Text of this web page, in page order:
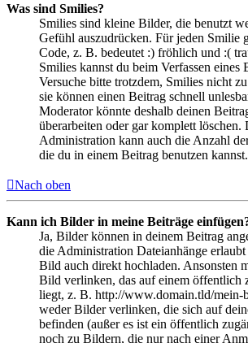
Was sind Smilies?
Smilies sind kleine Bilder, die benutzt
Gefühl auszudrücken. Für jeden Smilie
Code, z. B. bedeutet :) fröhlich und :(
Smilies kannst du beim Verfassen eines
Versuche bitte trotzdem, Smilies nicht
sie können einen Beitrag schnell
Moderator könnte deshalb deinen
überarbeiten oder gar komplett löschen.
Administration kann auch die Anzahl
die du in einem Beitrag benutzen kannst.
Nach oben
Kann ich Bilder in meine Beiträge
Ja, Bilder können in deinem Beitrag
die Administration Dateianhänge erlaubt
Bild auch direkt hochladen. Ansonsten
Bild verlinken, das auf einem öffentlich
liegt, z. B. http://www.domain.tld/mein-
weder Bilder verlinken, die sich auf
befinden (außer es ist ein öffentlich
noch zu Bildern, die nur nach einer